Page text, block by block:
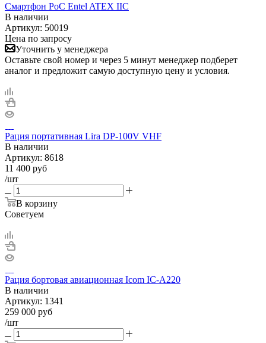
Смартфон PoC Entel ATEX IIC
В наличии
Артикул: 50019
Цена по запросу
Уточнить у менеджера
Оставьте свой номер и через 5 минут менеджер подберет
аналог и предложит самую доступную цену и условия.
Рация портативная Lira DP-100V VHF
В наличии
Артикул: 8618
11 400 руб
/шт
В корзину
Советуем
Рация бортовая авиационная Icom IC-A220
В наличии
Артикул: 1341
259 000 руб
/шт